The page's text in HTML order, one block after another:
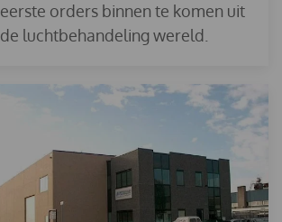
eerste orders binnen te komen uit
de luchtbehandeling wereld.